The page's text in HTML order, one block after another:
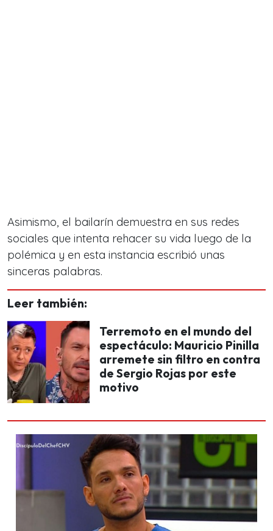
Asimismo, el bailarín demuestra en sus redes
sociales que intenta rehacer su vida luego de la
polémica y en esta instancia escribió unas
sinceras palabras.
Leer también:
Terremoto en el mundo del
espectáculo: Mauricio Pinilla
arremete sin filtro en contra
de Sergio Rojas por este
motivo